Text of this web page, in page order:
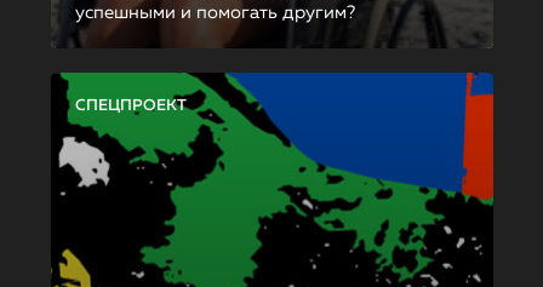
успешными и помогать другим?
СПЕЦПРОЕКТ